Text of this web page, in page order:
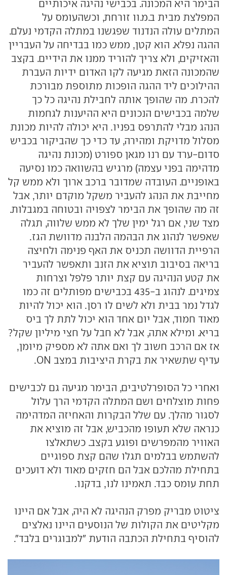
הבימר היא המכונה. בכבישי נהיגה איכותיים
המפלצת מבית ב.מ.וו זורחת, וכשהעומס על
המתלים עולה הנדנוד שפגשנו במתלה הקדמי נעלם.
ההגה נפלא. הוא קטן, ממש כמו בבדיחה על העבריין
והאזיקים, ולא צריך להוריד ממנו את הידיים. בקצב
שהמכונה הזאת מגיעה לקו האדום ידיות העברת
ההילוכים ליד ההגה הופכות מתוספת מבורכת
להכרח. מה שהופך אותה לחבילת נהיגה כל כך
שלמה בכבישים הנכונים היא ההיענות לגחמות
הנהג מבלי להתרפס בפניו. היא יכולה להיות מכונת
מסלול מדויקת ומהירה, עד כדי כך שהביקור בכביש
סדום-ערד עם רנו מגאן ספורט (מכונת נהיגה
מדהימה בפני עצמה) מרגיש בהשוואה כמו נסיעה
באופניים. העובדה שמדובר ברכב ארוך ולא ממש קל
מחייבת את הנהג להעביר משקל מוקדם יותר, אבל
זה מה שהופך את הבימר לצפויה ובטוחה במגבלות.
מצד שני, אם רגל ימין שלך לא ממש שלווה, תגלה
שאפשר לנהוג את הבהמה הלבנה מדוושת הגז.
הרפיית הדוושה תכניס את האף פנימה ולחיצה
בריאה בסיבוב תוציא את הזנב ותאפשר להעביר
את קטע הנהיגה עם קצת יותר פלפל וצרחות
צמיגים. לנהוג ב-435 בכבישים מפותלים זה כמו
לגדל נמר בבית ולא לשים לו רסן. הוא יכול להיות
מאוד חמוד, אבל יום אחד הוא יכול לתת לך ביס
בריא. ומילא אתה, אבל לא חבל על חצי מיליון שקל?
אז אם הרכב חשוב לך ואם אתה לא מספיק מיומן,
עדיף שתשאיר את בקרת היציבות במצב ON.
ואחרי כל הסופרלטיבים, הבימר מגיעה גם לכבישים
פחות מוצלחים ושם המתלה הקדמי הרך עלול
לסגור מהלך. עם שלל הבקרות והאחיזה המדהימה
כנראה שלא תעופו מהכביש, אבל זה מוציא את
האוויר מהמפרשים ופוגע בקצב. כשתאלצו
להשתמש בבלמים תגלו שהם קצת ספוגיים
בתחילת מהלכם אבל הם חזקים מאוד ולא דועכים
תחת עומס כבד. תאמינו לנו, בדקנו.
ציטוט מבריק מפרק הנהיגה לא היה, אבל אם היינו
מקליטים את הקולות של הנוסעים היינו נאלצים
להוסיף בתחילת הכתבה הודעת "למבוגרים בלבד".